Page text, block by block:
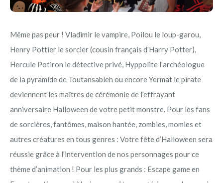
Même pas peur ! Vladimir le vampire, Poilou le loup-garou,
Henry Pottier le sorcier (cousin français d’Harry Potter),
Hercule Potiron le détective privé, Hyppolite l’archéologue
de la pyramide de Toutansableh ou encore Yermat le pirate
deviennent les maîtres de cérémonie de l’effrayant
anniversaire Halloween de votre petit monstre. Pour les fans
de sorcières, fantômes, maison hantée, zombies, momies et
autres créatures en tous genres : Votre fête d’Halloween sera
réussie grâce à l’intervention de nos personnages pour ce
thème d’animation ! Pour les plus grands : Escape game en